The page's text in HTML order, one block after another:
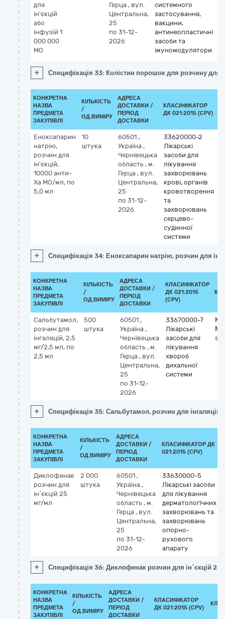
для
ін'єкцій
або
інфузій 1
000 000
МО
Герца , вул.
Центральна,
25
по 31-12-
2026
системного
застосування,
вакцини,
антинеопластичні
засоби та
імуномодулятори
+ Специфікація 33: Колістин порошок для розчину для
КОНКРЕТНА
НАЗВА
ПРЕДМЕТА
ЗАКУПІВЛІ
КІЛЬКІСТЬ
/
ОД.ВИМІРУ
АДРЕСА
ДОСТАВКИ /
ПЕРІОД
ДОСТАВКИ
КЛАСИФІКАТОР
ДК 021:2015 (CPV)
Еноксапарин
натрію,
розчин для
ін'єкцій,
10000 анти-
Ха МО/мл, по
5,0 мл
10
штука
60501 ,
Україна ,
Чернівецька
область , м.
Герца , вул.
Центральна,
25
по 31-12-
2026
33620000-2
Лікарські
засоби для
лікування
захворювань
крові, органів
кровотворення
та
захворювань
серцево-
судинної
системи
+ Специфікація 34: Еноксапарин натрію, розчин для
КОНКРЕТНА
НАЗВА
ПРЕДМЕТА
ЗАКУПІВЛІ
КІЛЬКІСТЬ
/
ОД.ВИМІРУ
АДРЕСА
ДОСТАВКИ /
ПЕРІОД
ДОСТАВКИ
КЛАСИФІКАТОР
ДК 021:2015
(CPV)
Сальбутамол,
розчин для
інгаляцій, 2,5
мг/2,5 мл, по
2,5 мл
500
штука
60501 ,
Україна ,
Чернівецька
область , м.
Герца , вул.
Центральна,
25
по 31-12-
2026
33670000-7
Лікарські
засоби для
лікування
хвороб
дихальної
системи
+ Специфікація 35: Сальбутамол, розчин для
КОНКРЕТНА
НАЗВА
ПРЕДМЕТА
ЗАКУПІВЛІ
КІЛЬКІСТЬ
/
ОД.ВИМІРУ
АДРЕСА
ДОСТАВКИ /
ПЕРІОД
ДОСТАВКИ
КЛАСИФІКАТОР ДК
021:2015 (CPV)
Диклофенак
розчин для
ін`єкцій 25
мг/мл
2 000
штука
60501 ,
Україна ,
Чернівецька
область , м.
Герца , вул.
Центральна,
25
по 31-12-
2026
33630000-5
Лікарські засоби
для лікування
дерматологічних
захворювань та
захворювань
опорно-
рухового
апарату
+ Специфікація 36: Диклофенак розчин для ін`єкцій
КОНКРЕТНА
НАЗВА
ПРЕДМЕТА
ЗАКУПІВЛІ
КІЛЬКІСТЬ
/
ОД.ВИМІРУ
АДРЕСА
ДОСТАВКИ /
ПЕРІОД
ДОСТАВКИ
КЛАСИФІКАТОР
ДК 021:2015 (CPV)